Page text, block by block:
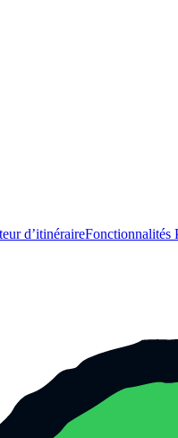
d’itinéraireFonctionnalités